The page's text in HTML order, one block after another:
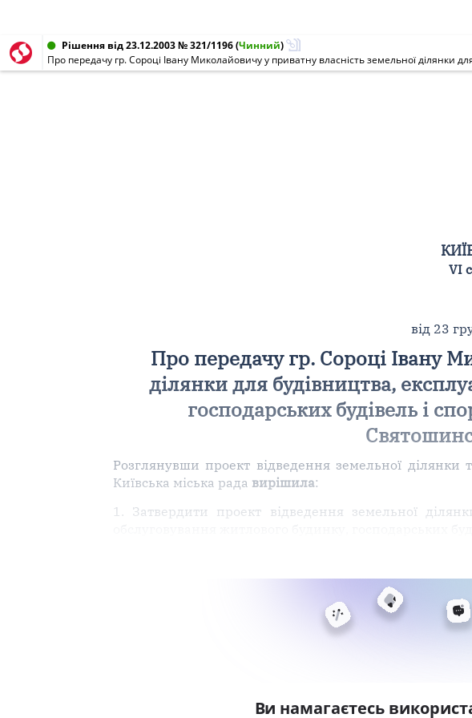
Рішення від 23.12.2003 № 321/1196(Чинний)
VI
від 23
Про передачу гр. Сороці Івану
ділянки для будівництва,
господарських будівель і
Розглянувши проект відведення земельної ділянки
Київська міська рада вирішила:
1. Затвердити проект відведення земельної
Ви намагаєтесь